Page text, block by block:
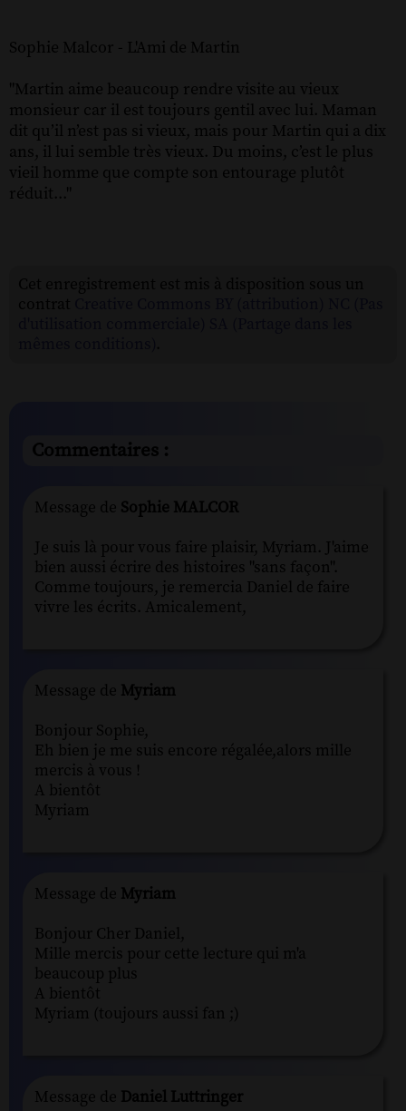
Sophie Malcor - L'Ami de Martin
"Martin aime beaucoup rendre visite au vieux
monsieur car il est toujours gentil avec lui. Maman
dit qu’il n’est pas si vieux, mais pour Martin qui a dix
ans, il lui semble très vieux. Du moins, c’est le plus
vieil homme que compte son entourage plutôt
réduit..."
Commentaires :
Message de Sophie MALCOR
Je suis là pour vous faire plaisir, Myriam. J'aime
bien aussi écrire des histoires "sans façon".
Comme toujours, je remercia Daniel de faire
vivre les écrits. Amicalement,
Message de Myriam
Bonjour Sophie,
Eh bien je me suis encore régalée,alors mille
mercis à vous !
A bientôt
Myriam
Message de Myriam
Bonjour Cher Daniel,
Mille mercis pour cette lecture qui m'a
beaucoup plus
A bientôt
Myriam (toujours aussi fan ;)
Message de Daniel Luttringer